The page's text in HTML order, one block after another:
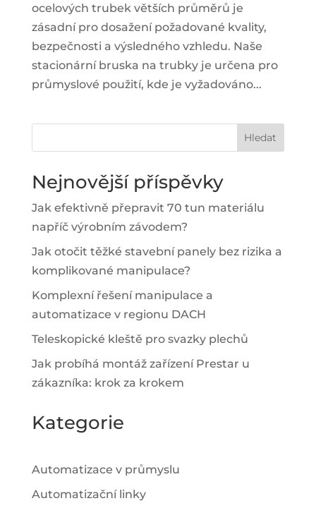
ocelových trubek větších průměrů je
zásadní pro dosažení požadované kvality,
bezpečnosti a výsledného vzhledu. Naše
stacionární bruska na trubky je určena pro
průmyslové použití, kde je vyžadováno...
Hledat
Nejnovější příspěvky
Jak efektivně přepravit 70 tun materiálu
napříč výrobním závodem?
Jak otočit těžké stavební panely bez rizika a
komplikované manipulace?
Komplexní řešení manipulace a
automatizace v regionu DACH
Teleskopické kleště pro svazky plechů
Jak probíhá montáž zařízení Prestar u
zákazníka: krok za krokem
Kategorie
Automatizace v průmyslu
Automatizační linky